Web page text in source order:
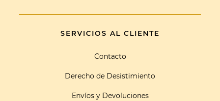
SERVICIOS AL CLIENTE
Contacto
Derecho de Desistimiento
Envíos y Devoluciones